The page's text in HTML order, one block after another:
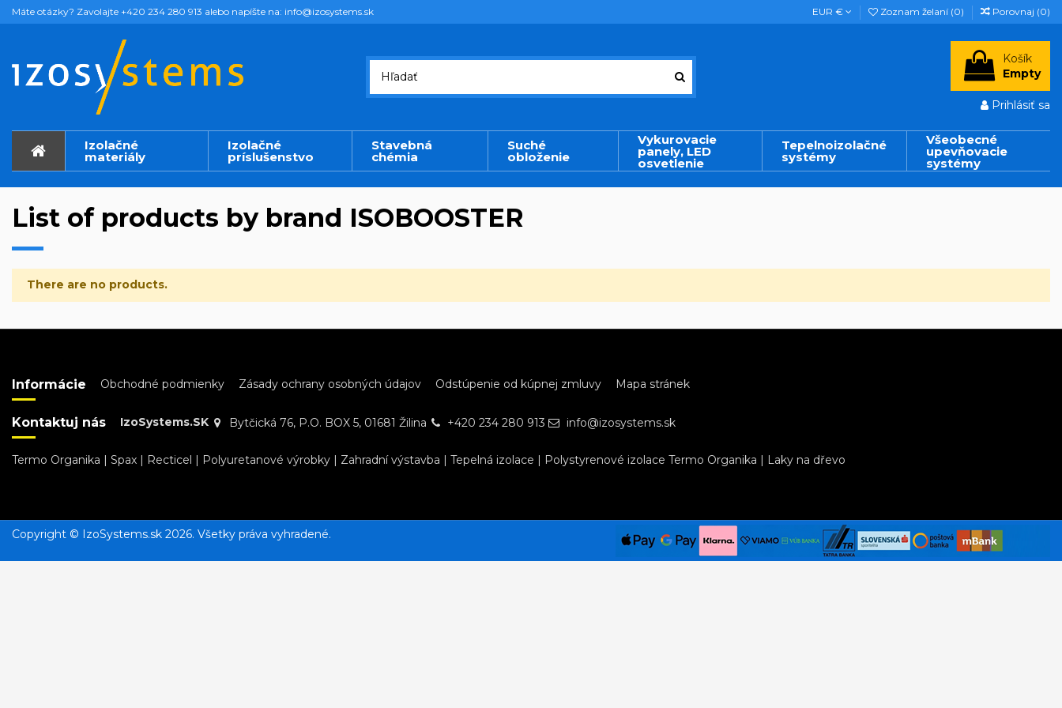
Máte otázky? Zavolajte +420 234 280 913 alebo napíšte na: info@izosystems.sk EUR € Zoznam želaní (0) Porovnaj (0)
Košík
Empty
Prihlásiť sa
Izolačné
materiály
Izolačné
príslušenstvo
Stavebná
chémia
Suché
obloženie
Vykurovacie
panely, LED
osvetlenie
Tepelnoizolačné
systémy
Všeobecné
upevňovacie
systémy
List of products by brand ISOBOOSTER
There are no products.
Informácie Obchodné podmienky Zásady ochrany osobných údajov Odstúpenie od kúpnej zmluvy Mapa stránek
Kontaktuj nás IzoSystems.SK Bytčická 76, P.O. BOX 5, 01681 Žilina +420 234 280 913 info@izosystems.sk
Termo Organika | Spax | Recticel | Polyuretanové výrobky | Zahradní výstavba | Tepelná izolace | Polystyrenové izolace Termo Organika | Laky na dřevo
Copyright © IzoSystems.sk 2026. Všetky práva vyhradené.